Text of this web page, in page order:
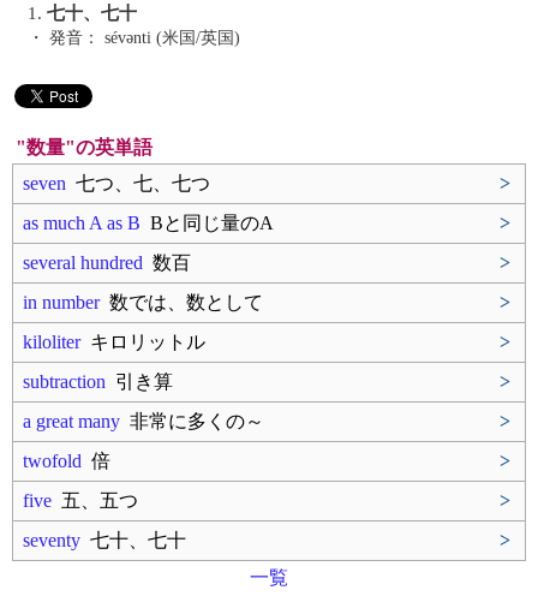
1. 七十、七十
・ 発音： sévənti (米国/英国)
"数量"の英単語
seven 七つ、七、七つ
>
as much A as B Bと同じ量のA
>
several hundred 数百
>
in number数では、数として
>
kiloliterキロリットル
>
subtraction 引き算
>
a great many 非常に多くの～
>
twofold 倍
>
five 五、五つ
>
seventy 七十、七十
>
一覧